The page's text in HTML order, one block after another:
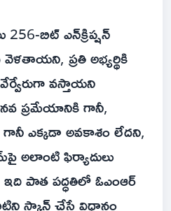
బిట్ ఎన్‌క్రిప్షన్
వెళతాయని, ప్రతి అభ్యర్థికి
వేర్వేరుగా వస్తాయని
ప్రమేయానికి గానీ,
ఎక్కడా అవకాశం లేదని,
అలాంటి ఫిర్యాదులు
పాత పద్ధతిలో ఓఎంఆర్
స్కాన్ చేసే విధానం